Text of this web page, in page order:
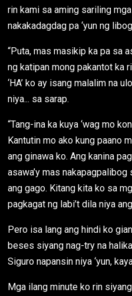
rin kami sa aming sariling
nakakadagdag pa ‘yun ng
“Puta, mas masikip ka pa sa
ng katipan mong pakantot ka
‘HA’ ko ay isang malalim na
niya... sa sarap.
“Tang-ina ka kuya ‘wag mo
Kantutin mo ako kung paano
ang ginawa ko. Ang kanina
asawa’y mas
ang gago. Kitang kita ko sa
pagkagat ng labi’t dila niya
Pero isa lang ang hindi ko
beses siyang nag-try na
Siguro napansin niya ‘yun,
Mga ilang minute ko rin